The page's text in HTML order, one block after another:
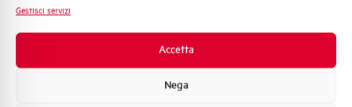
Gestisci servizi
Accetta
Nega
Sistema Quadri
Promozioni e offerte
Formazione tecnica